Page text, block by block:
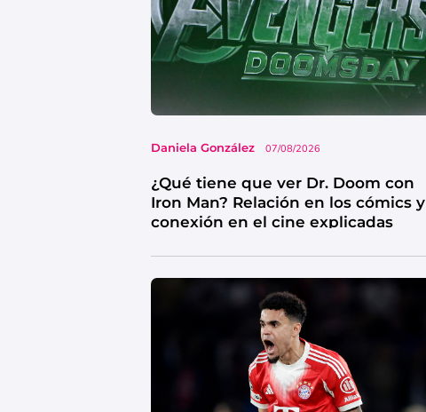
Daniela González 07/08/2026
¿Qué tiene que ver Dr. Doom con
Iron Man? Relación en los cómics y
conexión en el cine explicadas